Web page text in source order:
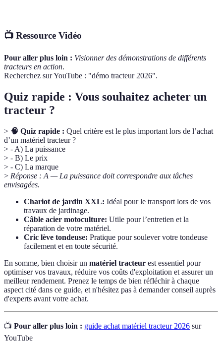
📺 Ressource Vidéo
Pour aller plus loin : Visionner des démonstrations de différents
tracteurs en action.
Recherchez sur YouTube : "démo tracteur 2026".
Quiz rapide : Vous souhaitez acheter un
tracteur ?
> 🧠 Quiz rapide : Quel critère est le plus important lors de l’achat
d’un matériel tracteur ?
> - A) La puissance
> - B) Le prix
> - C) La marque
> Réponse : A — La puissance doit correspondre aux tâches
envisagées.
Chariot de jardin XXL: Idéal pour le transport lors de vos
travaux de jardinage.
Câble acier motoculture: Utile pour l’entretien et la
réparation de votre matériel.
Cric lève tondeuse: Pratique pour soulever votre tondeuse
facilement et en toute sécurité.
En somme, bien choisir un matériel tracteur est essentiel pour
optimiser vos travaux, réduire vos coûts d'exploitation et assurer un
meilleur rendement. Prenez le temps de bien réfléchir à chaque
aspect cité dans ce guide, et n'hésitez pas à demander conseil auprès
d'experts avant votre achat.
📺 Pour aller plus loin : guide achat matériel tracteur 2026 sur
YouTube